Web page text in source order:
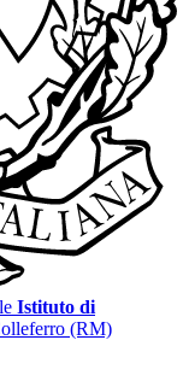
Istituto di
(RM)